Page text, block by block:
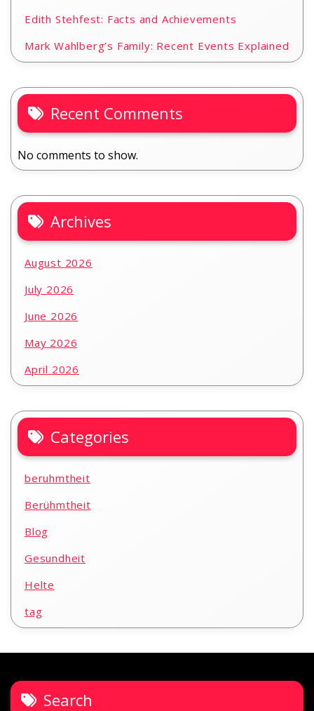
Edith Stehfest: Facts and Achievements
Mark Wahlberg’s Family: Recent Events Explained
Recent Comments
No comments to show.
Archives
August 2026
July 2026
June 2026
May 2026
April 2026
Categories
beruhmtheit
Berühmtheit
Blog
Gesundheit
Helte
tag
Search